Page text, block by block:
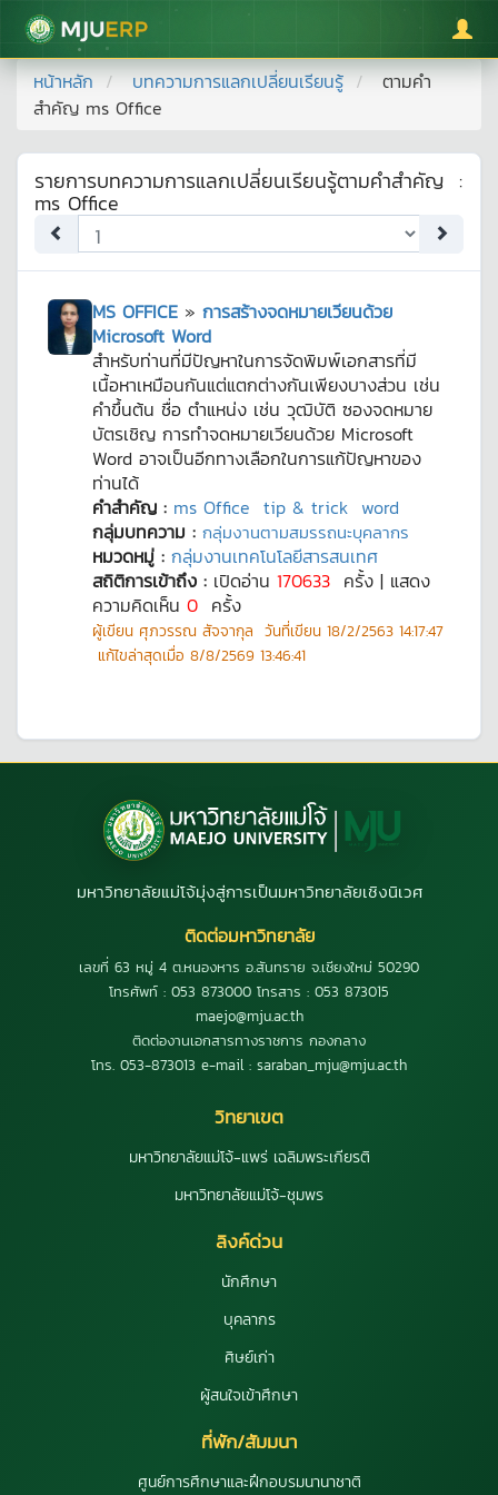
มหาวิทยาลัยแม่โจ้
หน้าหลัก บทความการแลกเปลี่ยนเรียนรู้
ตามคำ
สำคัญ ms Office
รายการบทความการแลกเปลี่ยนเรียนรู้ตามคำสำคัญ :
ms Office
MS OFFICE » การสร้างจดหมายเวียนด้วย
Microsoft Word
สำหรับท่านที่มีปัญหาในการจัดพิมพ์เอกสารที่มี
เนื้อหาเหมือนกันแต่แตกต่างกันเพียงบางส่วน เช่น
คำขึ้นต้น ชื่อ ตำแหน่ง เช่น วุฒิบัติ ซองจดหมาย
บัตรเชิญ การทำจดหมายเวียนด้วย Microsoft
Word อาจเป็นอีกทางเลือกในการแก้ปัญหาของ
ท่านได้
คำสำคัญ : ms Office tip & trick word
กลุ่มบทความ : กลุ่มงานตามสมรรถนะบุคลากร
หมวดหมู่ : กลุ่มงานเทคโนโลยีสารสนเทศ
สถิติการเข้าถึง : เปิดอ่าน 170633 ครั้ง | แสดง
ความคิดเห็น 0 ครั้ง
ผู้เขียน ศุภวรรณ สัจจากุล วันที่เขียน 18/2/2563 14:17:47
แก้ไขล่าสุดเมื่อ 8/8/2569 13:46:41
มหาวิทยาลัยแม่โจ้มุ่งสู่การเป็นมหาวิทยาลัยเชิงนิเวศ
ติดต่อมหาวิทยาลัย
เลขที่ 63 หมู่ 4 ต.หนองหาร อ.สันทราย จ.เชียงใหม่ 50290
โทรศัพท์ : 053 873000 โทรสาร : 053 873015
maejo@mju.ac.th
ติดต่องานเอกสารทางราชการ กองกลาง
โทร. 053-873013 e-mail : saraban_mju@mju.ac.th
วิทยาเขต
มหาวิทยาลัยแม่โจ้-แพร่ เฉลิมพระเกียรติ
มหาวิทยาลัยแม่โจ้-ชุมพร
ลิงค์ด่วน
นักศึกษา
บุคลากร
ศิษย์เก่า
ผู้สนใจเข้าศึกษา
ที่พัก/สัมมนา
ศูนย์การศึกษาและฝึกอบรมนานาชาติ